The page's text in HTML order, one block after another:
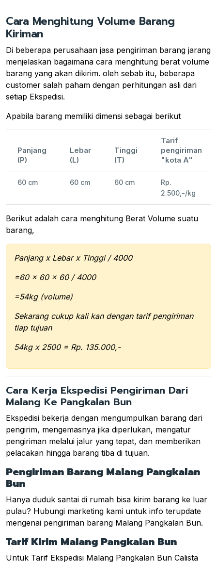
Cara Menghitung Volume Barang
Kiriman
Di beberapa perusahaan jasa pengiriman barang jarang
menjelaskan bagaimana cara menghitung berat volume
barang yang akan dikirim. oleh sebab itu, beberapa
customer salah paham dengan perhitungan asli dari
setiap Ekspedisi.
Apabila barang memiliki dimensi sebagai berikut
Panjang
(P)
Lebar
(L)
Tinggi
(T)
Tarif
pengiriman
"kota A"
60 cm 60 cm 60 cm
Rp.
2.500,-/kg
Berikut adalah cara menghitung Berat Volume suatu
barang,
Panjang x Lebar x Tinggi / 4000
=60 x 60 x 60 / 4000
=54kg (volume)
Sekarang cukup kali kan dengan tarif pengiriman
tiap tujuan
54kg x 2500 = Rp. 135.000,-
Cara Kerja Ekspedisi Pengiriman Dari
Malang Ke Pangkalan Bun
Ekspedisi bekerja dengan mengumpulkan barang dari
pengirim, mengemasnya jika diperlukan, mengatur
pengiriman melalui jalur yang tepat, dan memberikan
pelacakan hingga barang tiba di tujuan.
Pengiriman Barang Malang Pangkalan
Bun
Hanya duduk santai di rumah bisa kirim barang ke luar
pulau? Hubungi marketing kami untuk info terupdate
mengenai pengiriman barang Malang Pangkalan Bun.
Tarif Kirim Malang Pangkalan Bun
Untuk Tarif Ekspedisi Malang Pangkalan Bun Calista